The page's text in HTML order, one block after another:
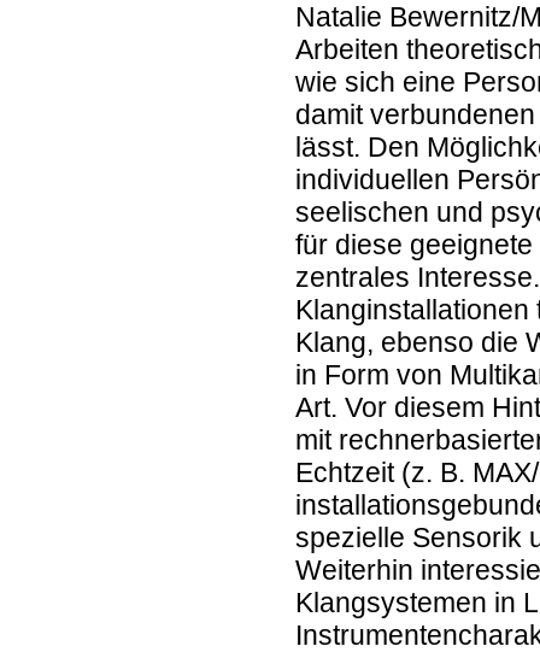
Natalie Bewernitz/
Arbeiten
wie sich eine
damit
lässt. Den
individuellen
seelischen und
für diese
zentrales
Klang, ebenso die
in Form von
Art. Vor diesem
mit
Echtzeit (z. B.
spezielle Sensorik
Weiterhin
Klangsystemen in